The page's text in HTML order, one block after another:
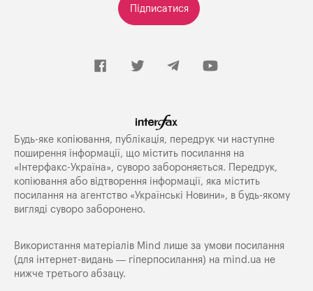
Підписатися
Будь-яке копiювання, публiкацiя, передрук чи наступне
поширення iнформацiї, що мiстить посилання на
«Iнтерфакс-Україна», суворо забороняється. Передрук,
копіювання або відтворення інформації, яка містить
посилання на агентство «Українські Новини», в будь-якому
вигляді суворо заборонено.
Використання матеріалів Mind лише за умови посилання
(для інтернет-видань — гіперпосилання) на mind.ua не
нижче третього абзацу.